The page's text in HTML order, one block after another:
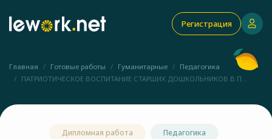
Регистрация
Главная Готовые работы Гуманитарные
Педагогика
ПАТРИОТИЧЕСКОЕ ВОСПИТАНИЕ СТАРШИХ ДОШКОЛЬНИКОВ В П...
Дипломная работа Педагогика